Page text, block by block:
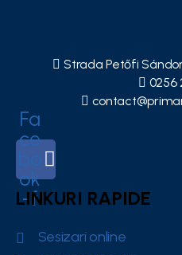
Strada Petőfi Sándor
0256
Fa
ce
bo
ok
-f
LINKURI RAPIDE
Sesizari online